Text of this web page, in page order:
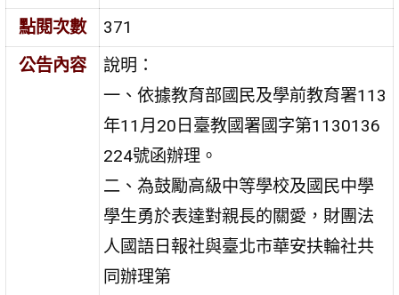
點閱次數
371
公告內容
說明：
一、依據教育部國民及學前教育署113
年11月20日臺教國署國字第1130136
224號函辦理。
二、為鼓勵高級中等學校及國民中學
學生勇於表達對親長的關愛，財團法
人國語日報社與臺北市華安扶輪社共
同辦理第